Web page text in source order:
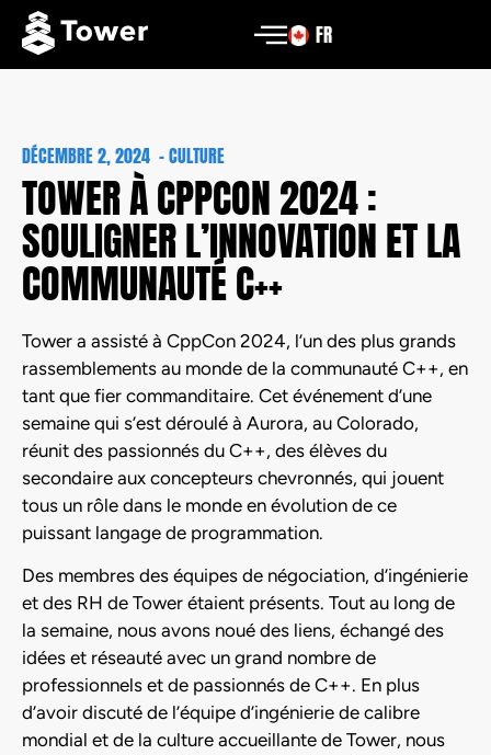
FR
DÉCEMBRE 2, 2024 -CULTURE
TOWER À CPPCON 2024 :
SOULIGNER L’INNOVATION ET LA
COMMUNAUTÉ C++
Tower a assisté à CppCon 2024, l’un des plus grands
rassemblements au monde de la communauté C++, en
tant que fier commanditaire. Cet événement d’une
semaine qui s’est déroulé à Aurora, au Colorado,
réunit des passionnés du C++, des élèves du
secondaire aux concepteurs chevronnés, qui jouent
tous un rôle dans le monde en évolution de ce
puissant langage de programmation.
Des membres des équipes de négociation, d’ingénierie
et des RH de Tower étaient présents. Tout au long de
la semaine, nous avons noué des liens, échangé des
idées et réseauté avec un grand nombre de
professionnels et de passionnés de C++. En plus
d’avoir discuté de l’équipe d’ingénierie de calibre
mondial et de la culture accueillante de Tower, nous